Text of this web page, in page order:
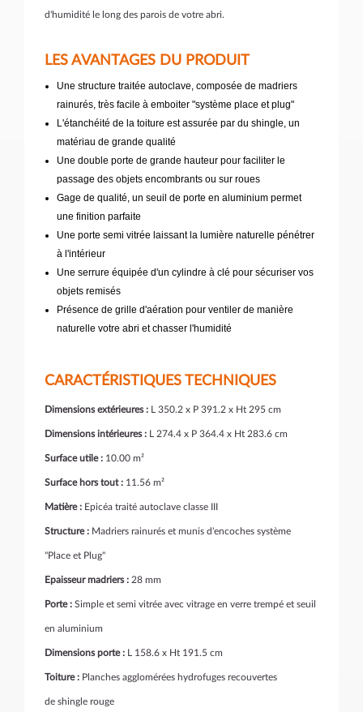
d'humidité le long des parois de votre abri.
LES AVANTAGES DU PRODUIT
Une structure traitée autoclave, composée de madriers
rainurés, très facile à emboiter "système place et plug"
L'étanchéité de la toiture est assurée par du shingle, un
matériau de grande qualité
Une double porte de grande hauteur pour faciliter le
passage des objets encombrants ou sur roues
Gage de qualité, un seuil de porte en aluminium permet
une finition parfaite
Une porte semi vitrée laissant la lumière naturelle pénétrer
à l'intérieur
Une serrure équipée d'un cylindre à clé pour sécuriser vos
objets remisés
Présence de grille d'aération pour ventiler de manière
naturelle votre abri et chasser l'humidité
CARACTÉRISTIQUES TECHNIQUES
Dimensions extérieures : L 350.2 x P 391.2 x Ht 295 cm
Dimensions intérieures : L 274.4 x P 364.4 x Ht 283.6 cm
Surface utile : 10.00 m²
Surface hors tout : 11.56 m²
Matière : Epicéa traité autoclave classe III
Structure : Madriers rainurés et munis d'encoches système
"Place et Plug"
Epaisseur madriers : 28 mm
Porte : Simple et semi vitrée avec vitrage en verre trempé et seuil
en aluminium
Dimensions porte : L 158.6 x Ht 191.5 cm
Toiture : Planches agglomérées hydrofuges recouvertes
de shingle rouge